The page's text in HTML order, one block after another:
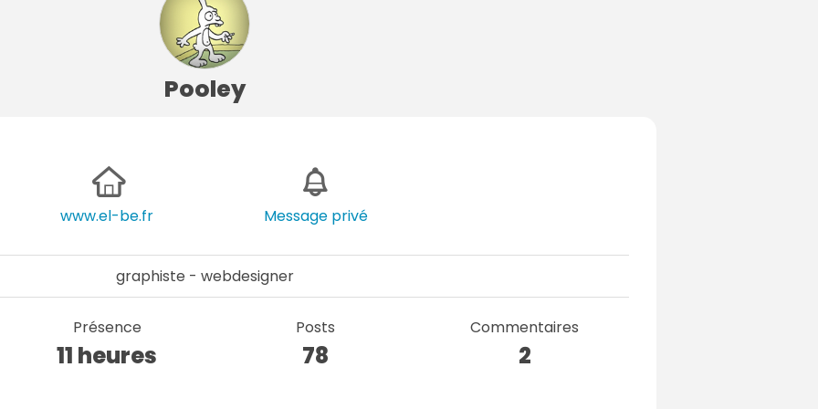
Pooley
www.el-be.fr Message privé
graphiste - webdesigner
Présence
11 heures
Posts
78
Commentaires
2